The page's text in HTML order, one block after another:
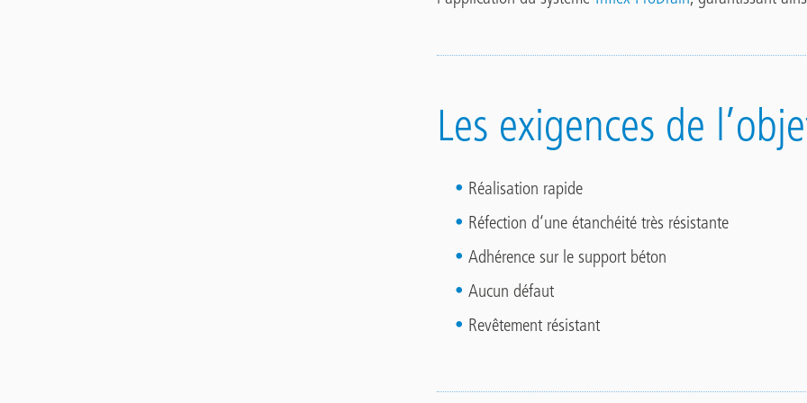
Les exigences de
Réalisation rapide
Réfection d‘une étanchéité très résistante
Adhérence sur le support béton
Aucun défaut
Revêtement résistant